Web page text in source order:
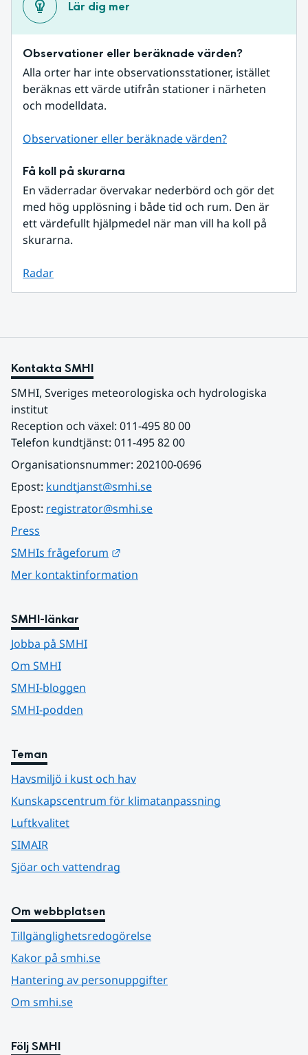
Lär dig mer
Observationer eller beräknade värden?
Alla orter har inte observationsstationer, istället
beräknas ett värde utifrån stationer i närheten
och modelldata.
Observationer eller beräknade värden?
Få koll på skurarna
En väderradar övervakar nederbörd och gör det
med hög upplösning i både tid och rum. Den är
ett värdefullt hjälpmedel när man vill ha koll på
skurarna.
Radar
Kontakta SMHI
SMHI, Sveriges meteorologiska och hydrologiska
institut
Reception och växel: 011-495 80 00
Telefon kundtjänst: 011-495 82 00
Organisationsnummer: 202100-0696
Epost: kundtjanst@smhi.se
Epost: registrator@smhi.se
Press
SMHIs frågeforum
Mer kontaktinformation
SMHI-länkar
Jobba på SMHI
Om SMHI
SMHI-bloggen
SMHI-podden
Teman
Havsmiljö i kust och hav
Kunskapscentrum för klimatanpassning
Luftkvalitet
SIMAIR
Sjöar och vattendrag
Om webbplatsen
Tillgänglighetsredogörelse
Kakor på smhi.se
Hantering av personuppgifter
Om smhi.se
Följ SMHI